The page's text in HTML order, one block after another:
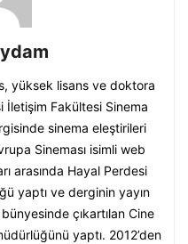
yüksek lisans ve doktora
Fakültesi Sinema
sinema eleştirileri
Sineması isimli web
arasında Hayal Perdesi
yaptı ve derginin yayın
çıkartılan Cine
yaptı. 2012’den